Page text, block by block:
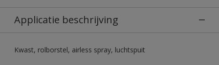
Applicatie beschrijving
Kwast, rolborstel, airless spray, luchtspuit